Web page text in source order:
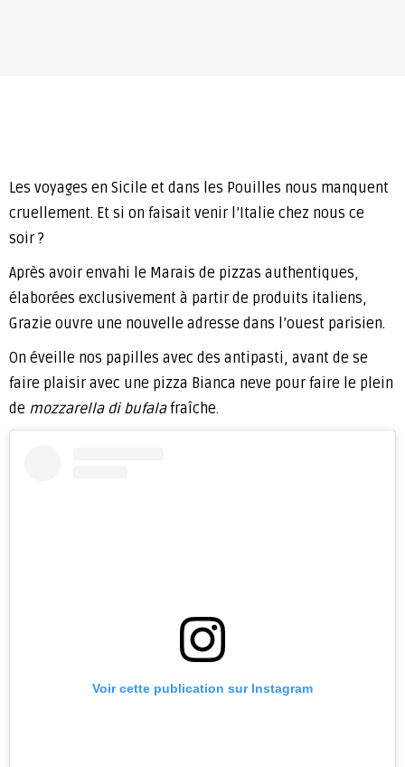
Les voyages en Sicile et dans les Pouilles nous manquent
cruellement. Et si on faisait venir l’Italie chez nous ce
soir ?
Après avoir envahi le Marais de pizzas authentiques,
élaborées exclusivement à partir de produits italiens,
Grazie ouvre une nouvelle adresse dans l’ouest parisien.
On éveille nos papilles avec des antipasti, avant de se
faire plaisir avec une pizza Bianca neve pour faire le plein
de mozzarella di bufalafraîche.
Voir cette publication sur Instagram